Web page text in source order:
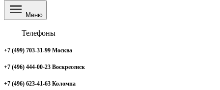
Меню
Телефоны
+7 (499) 703-31-99 Москва
+7 (496) 444-00-23 Воскресенск
+7 (496) 623-41-63 Коломна